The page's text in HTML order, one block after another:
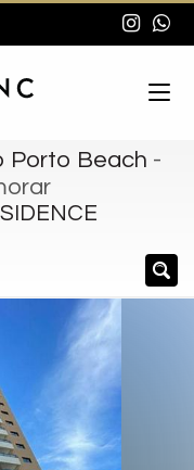
Porto Beach -